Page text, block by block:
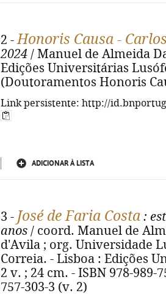
2 -Honoris Causa -
2024 / Manuel de Almeida
Edições Universitárias
(Doutoramentos Honoris
Link persistente: http://
ADICIONAR À LISTA
3 - José de Faria Costa :
anos / coord. Manuel de
d'Avila ; org. Universidade
Correia. - Lisboa : Edições
2 v. ; 24 cm. - ISBN 978-989-
757-303-3 (v. 2)